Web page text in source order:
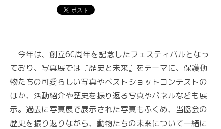
今年は、創立60周年を記念したフェスティバルとなっ
ており、写真展では『歴史と未来』をテーマに、保護動
物たちの可愛らしい写真やベストショットコンテストの
ほか、活動紹介や歴史を振り返る写真やパネルなども展
示。過去に写真展で展示された写真もふくめ、当協会の
歴史を振り返りながら、動物たちの未来について一緒に